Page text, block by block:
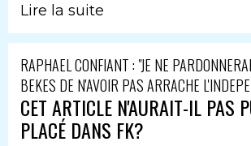
Lire la suite
RAPHAEL CONFIANT : "JE NE
BEKES DE N'AVOIR PAS ARRACHE
CET ARTICLE N'AURAIT-IL PAS
PLACÉ DANS FK?